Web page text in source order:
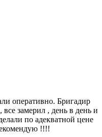
оперативно. Бригадир
замерил , день в день и
по адекватной цене
!!!!